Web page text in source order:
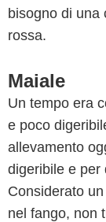
bisogno di una
rossa.
Maiale
Un tempo era
e poco
allevamento
digeribile e per
Considerato
nel fango, non